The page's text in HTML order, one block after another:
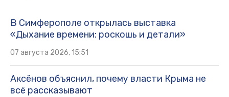
В Симферополе открылась выставка
«Дыхание времени: роскошь и детали»
07 августа 2026, 15:51
Аксёнов объяснил, почему власти Крыма не
всё рассказывают